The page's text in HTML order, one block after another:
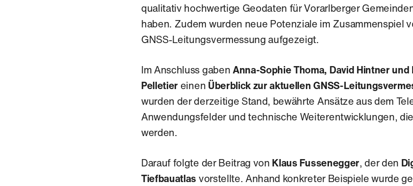
qualitativ hochwertige Geodaten für Vorarlberger
haben. Zudem wurden neue Potenziale im Zusammenspiel
GNSS‑Leitungsvermessung aufgezeigt.
Im Anschluss gabenAnna‑Sophie Thoma, David Hintner und
Pelletier einen Überblick zur aktuellen
wurden der derzeitige Stand, bewährte Ansätze aus dem
Anwendungsfelder und technische Weiterentwicklungen,
werden.
Darauf folgte der Beitrag von Klaus Fussenegger, der den
Tiefbauatlas vorstellte. Anhand konkreter Beispiele wurde